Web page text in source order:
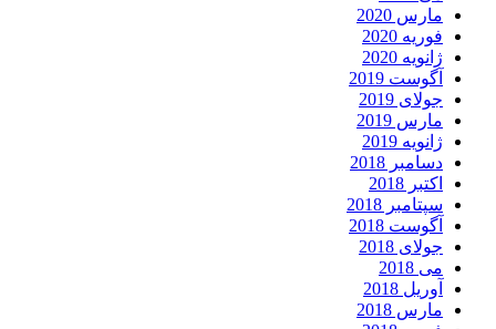
مارس 2020
فوریه 2020
ژانویه 2020
آگوست 2019
جولای 2019
مارس 2019
ژانویه 2019
دسامبر 2018
اکتبر 2018
سپتامبر 2018
آگوست 2018
جولای 2018
می 2018
آوریل 2018
مارس 2018